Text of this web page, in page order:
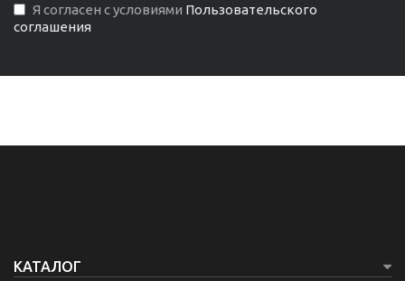
Я согласен с условиями Пользовательского
соглашения
КАТАЛОГ